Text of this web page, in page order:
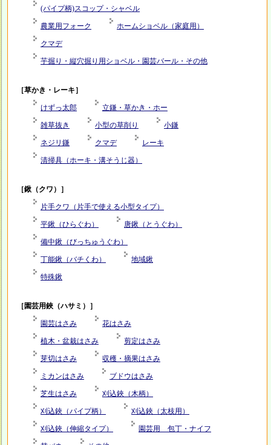
(パイプ柄)スコップ・シャベル
農業用フォーク ホームショベル（家庭用）
クマデ
芋掘り・縦穴掘り用ショベル・園芸バール・その他
［草かき・レーキ］
けずっ太郎 立鎌・草かき・ホー
雑草抜き 小型の草削り 小鎌
ネジリ鎌 クマデ レーキ
清掃具（ホーキ・溝そうじ器）
［鍬（クワ）］
片手クワ（片手で使える小型タイプ）
平鍬（ひらぐわ） 唐鍬（とうぐわ）
備中鍬（びっちゅうぐわ）
丁能鍬（バチくわ） 地域鍬
特殊鍬
［園芸用鋏（ハサミ）］
園芸はさみ 花はさみ
植木・盆栽はさみ 剪定はさみ
芽切はさみ 収穫・摘果はさみ
ミカンはさみ ブドウはさみ
芝生はさみ 刈込鋏（木柄）
刈込鋏（パイプ柄） 刈込鋏（太枝用）
刈込鋏（伸縮タイプ） 園芸用 包丁・ナイフ